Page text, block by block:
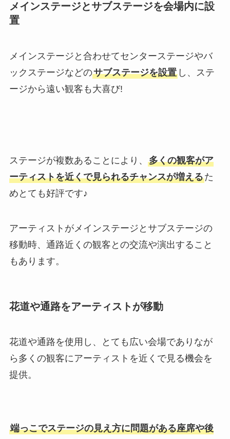
メインステージとサブステージを会場内に設
置
メインステージと合わせてセンターステージやバ
ックステージなどのサブステージを設置し、ステ
ージから遠い観客も大喜び!
ステージが複数あることにより、 多くの観客がア
ーティストを近くで見られるチャンスが増えるた
めとても好評です♪
アーティストがメインステージとサブステージの
移動時、通路近くの観客との交流や演出すること
もあります。
花道や通路をアーティストが移動
花道や通路を使用し、とても広い会場でありなが
ら多くの観客にアーティストを近くで見る機会を
提供。
端っこでステージの見え方に問題がある座席や後